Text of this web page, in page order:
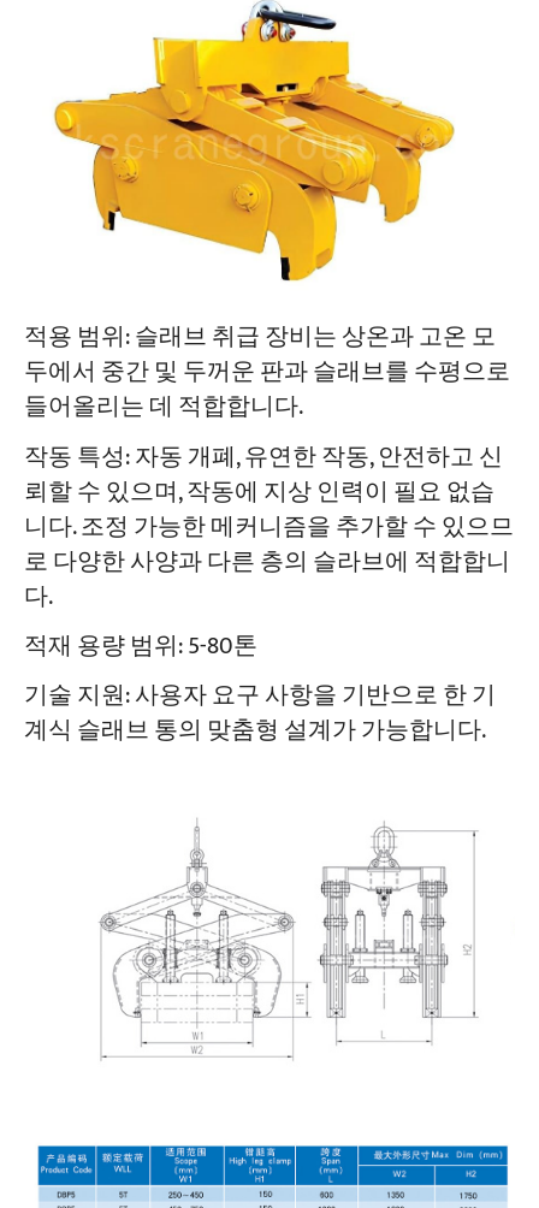
적용 범위: 슬래브 취급 장비는 상온과 고온 모
두에서 중간 및 두꺼운 판과 슬래브를 수평으로
들어올리는 데 적합합니다.
작동 특성: 자동 개폐, 유연한 작동, 안전하고 신
뢰할 수 있으며, 작동에 지상 인력이 필요 없습
니다. 조정 가능한 메커니즘을 추가할 수 있으므
로 다양한 사양과 다른 층의 슬라브에 적합합니
다.
적재 용량 범위: 5-80톤
기술 지원: 사용자 요구 사항을 기반으로 한 기
계식 슬래브 통의 맞춤형 설계가 가능합니다.